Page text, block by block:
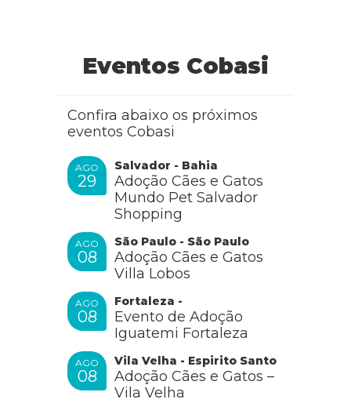
Eventos Cobasi
Confira abaixo os próximos
eventos Cobasi
AGO
29
Salvador - Bahia
Adoção Cães e Gatos
Mundo Pet Salvador
Shopping
AGO
08
São Paulo - São Paulo
Adoção Cães e Gatos
Villa Lobos
AGO
08
Fortaleza -
Evento de Adoção
Iguatemi Fortaleza
AGO
08
Vila Velha - Espirito Santo
Adoção Cães e Gatos –
Vila Velha